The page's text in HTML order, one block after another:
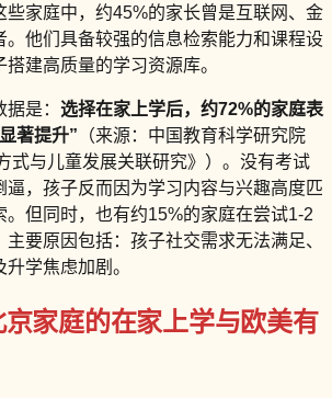
些家庭中，约45%的家长曾是互联网、金
。他们具备较强的信息检索能力和课程设
建高质量的学习资源库。
是： 选择在家上学后，约72%的家庭表
著提升” （来源：中国教育科学研究院
式与儿童发展关联研究》）。没有考试
逼，孩子反而因为学习内容与兴趣高度匹
。但同时，也有约15%的家庭在尝试1-2
要原因包括：孩子社交需求无法满足、
学焦虑加剧。
京家庭的在家上学与欧美有